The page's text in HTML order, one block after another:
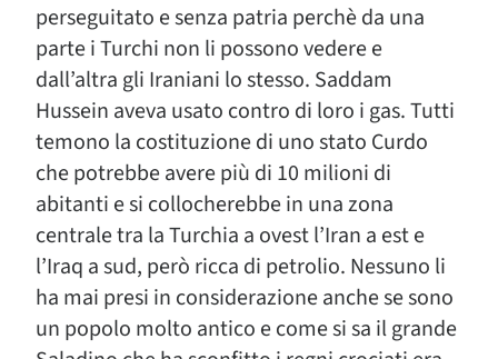
perseguitato e senza patria perchè da una
parte i Turchi non li possono vedere e
dall’altra gli Iraniani lo stesso. Saddam
Hussein aveva usato contro di loro i gas. Tutti
temono la costituzione di uno stato Curdo
che potrebbe avere più di 10 milioni di
abitanti e si collocherebbe in una zona
centrale tra la Turchia a ovest l’Iran a est e
l’Iraq a sud, però ricca di petrolio. Nessuno li
ha mai presi in considerazione anche se sono
un popolo molto antico e come si sa il grande